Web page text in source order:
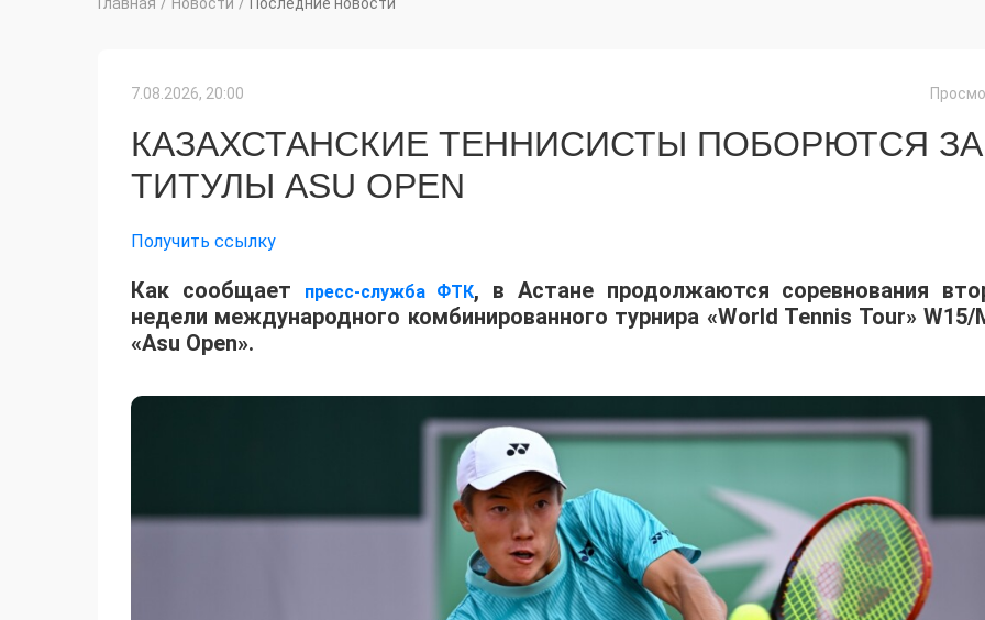
Главная / Новости / Последние новости
7.08.2026, 20:00
КАЗАХСТАНСКИЕ ТЕННИСИСТЫ ПОБОРЮТСЯ ЗА
ТИТУЛЫ ASU OPEN
Получить ссылку
Как сообщает пресс-служба ФТК, в Астане продолжаются соревнования
недели международного комбинированного турнира «World Tennis Tour» W15/
«Asu Open».